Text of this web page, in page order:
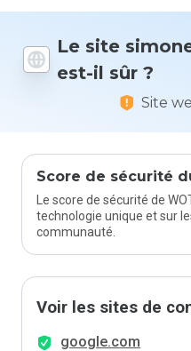
Le site
est-il sûr ?
Site
Score de sécurité
Le score de sécurité de
technologie unique et sur
communauté.
Voir les sites de
google.com
1 et 5
vous à ce
site ?